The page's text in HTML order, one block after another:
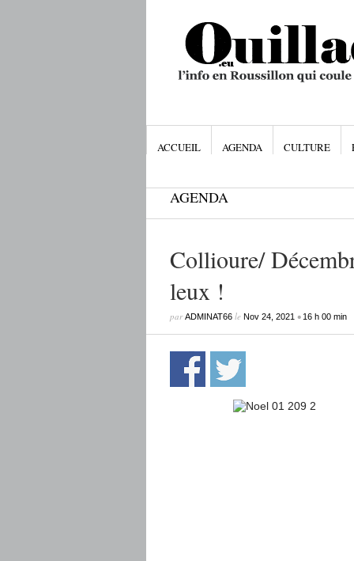
ACCUEIL AGENDA CULTURE
AGENDA
Collioure/
leux !
parADMINAT66le Nov 24, 2021• 16 h 00 min